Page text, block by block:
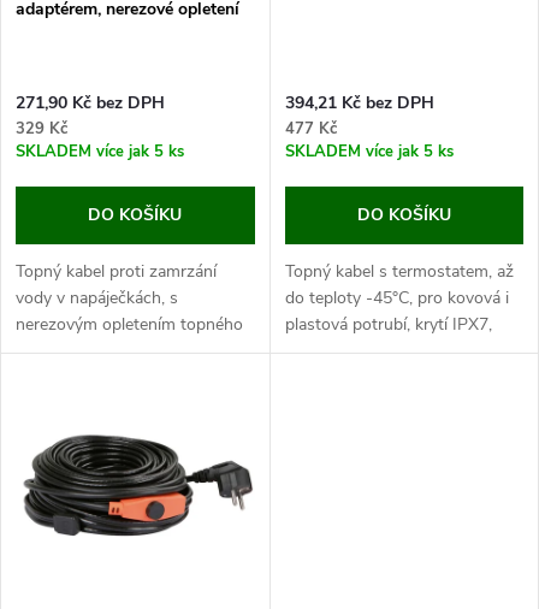
o
d
k
t
o
d
u
k
t
adaptérem, nerezové opletení
271,90 Kč bez DPH
329 Kč
SKLADEM více jak 5 ks
DO KOŠÍKU
Topný kabel proti zamrzání
vody v napáječkách, s
nerezovým opletením topného
tělesa, s adaptérem 24V a
napáječkách,...
394,21 Kč bez DPH
477 Kč
SKLADEM více jak 5 ks
DO KOŠÍKU
Topný kabel s termostatem, až
do teploty -45°C, pro kovová i
plastová potrubí, krytí IPX7,
topný kabel 1m, napájecí kabel